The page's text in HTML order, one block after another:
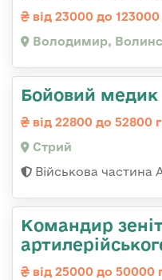
від 23000 до 123000
Володимир,
Бойовий медик
від 22800 до 52800
Стрий
Військова частина
Командир
від 25000 до 50000